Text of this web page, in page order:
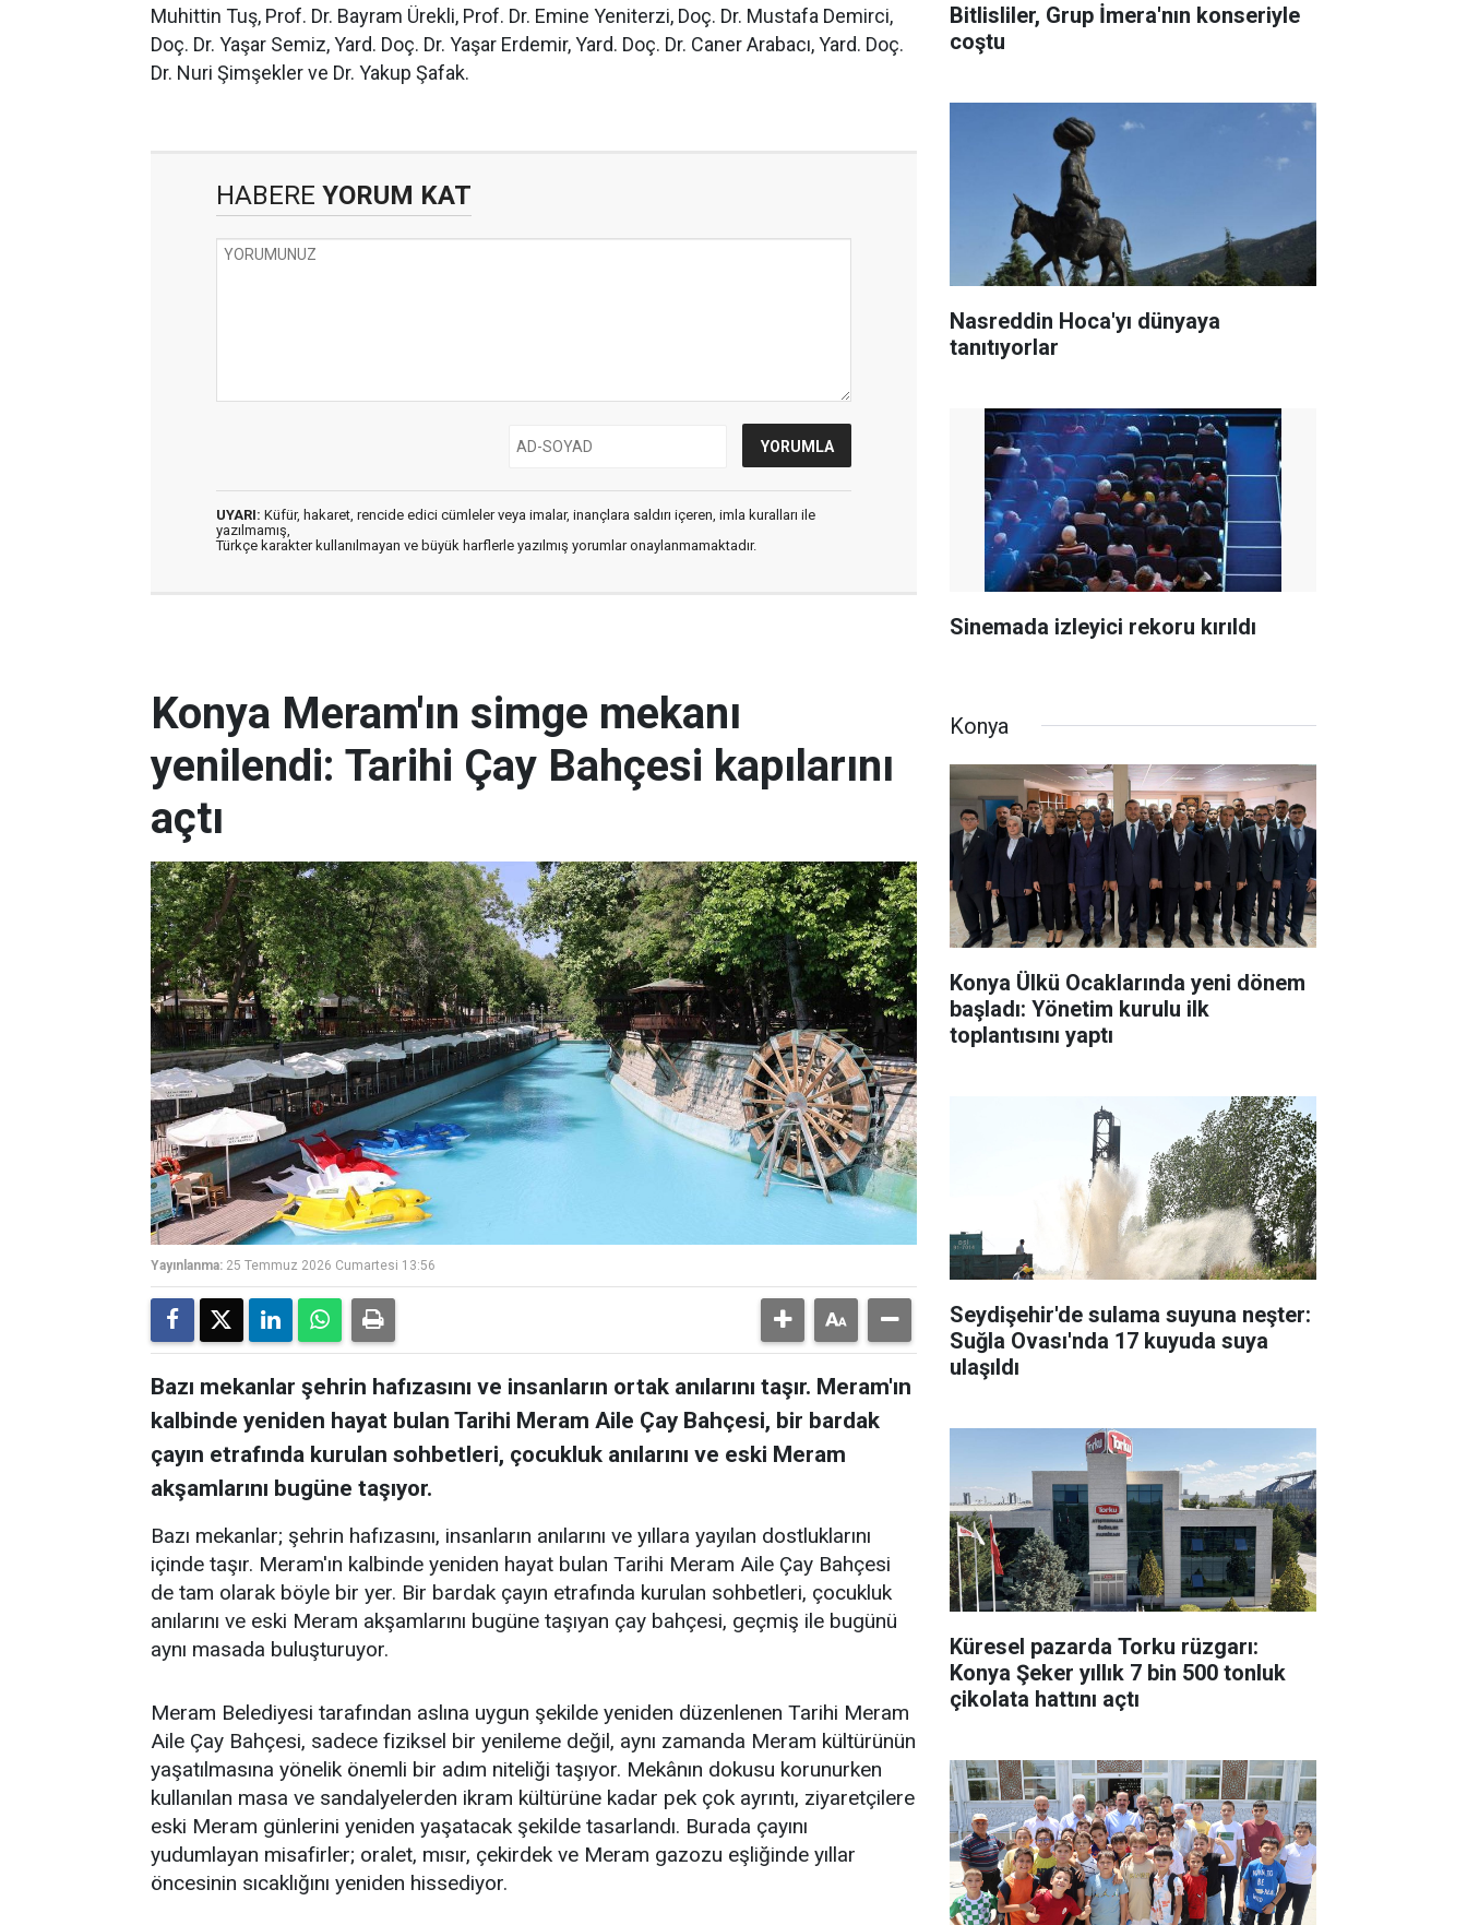
Muhittin Tuş, Prof. Dr. Bayram Ürekli, Prof. Dr. Emine Yeniterzi, Doç. Dr. Mustafa Demirci,
Doç. Dr. Yaşar Semiz, Yard. Doç. Dr. Yaşar Erdemir, Yard. Doç. Dr. Caner Arabacı, Yard. Doç.
Dr. Nuri Şimşekler ve Dr. Yakup Şafak.
HABERE YORUM KAT
UYARI: Küfür, hakaret, rencide edici cümleler veya imalar, inançlara saldırı içeren, imla kuralları ile
yazılmamış,
Türkçe karakter kullanılmayan ve büyük harflerle yazılmış yorumlar onaylanmamaktadır.
Bitlisliler, Grup İmera'nın konseriyle
coştu
Nasreddin Hoca'yı dünyaya
tanıtıyorlar
Sinemada izleyici rekoru kırıldı
Konya Meram'ın simge mekanı
yenilendi: Tarihi Çay Bahçesi kapılarını
açtı
Yayınlanma: 25 Temmuz 2026 Cumartesi 13:56
Bazı mekanlar şehrin hafızasını ve insanların ortak anılarını taşır. Meram'ın
kalbinde yeniden hayat bulan Tarihi Meram Aile Çay Bahçesi, bir bardak
çayın etrafında kurulan sohbetleri, çocukluk anılarını ve eski Meram
akşamlarını bugüne taşıyor.
Bazı mekanlar; şehrin hafızasını, insanların anılarını ve yıllara yayılan dostluklarını
içinde taşır. Meram'ın kalbinde yeniden hayat bulan Tarihi Meram Aile Çay Bahçesi
de tam olarak böyle bir yer. Bir bardak çayın etrafında kurulan sohbetleri, çocukluk
anılarını ve eski Meram akşamlarını bugüne taşıyan çay bahçesi, geçmiş ile bugünü
aynı masada buluşturuyor.
Meram Belediyesi tarafından aslına uygun şekilde yeniden düzenlenen Tarihi Meram
Aile Çay Bahçesi, sadece fiziksel bir yenileme değil, aynı zamanda Meram kültürünün
yaşatılmasına yönelik önemli bir adım niteliği taşıyor. Mekânın dokusu korunurken
kullanılan masa ve sandalyelerden ikram kültürüne kadar pek çok ayrıntı, ziyaretçilere
eski Meram günlerini yeniden yaşatacak şekilde tasarlandı. Burada çayını
yudumlayan misafirler; oralet, mısır, çekirdek ve Meram gazozu eşliğinde yıllar
öncesinin sıcaklığını yeniden hissediyor.
Konya
Konya Ülkü Ocaklarında yeni dönem
başladı: Yönetim kurulu ilk
toplantısını yaptı
Seydişehir'de sulama suyuna neşter:
Suğla Ovası'nda 17 kuyuda suya
ulaşıldı
Küresel pazarda Torku rüzgarı:
Konya Şeker yıllık 7 bin 500 tonluk
çikolata hattını açtı